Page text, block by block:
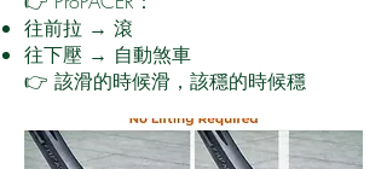
往前拉 → 滾
往下壓 → 自動煞車
👉 該滑的時候滑，該穩的時候穩